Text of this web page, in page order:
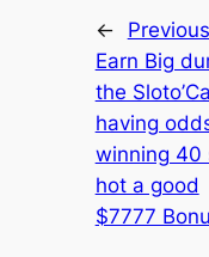
←
Earn Big
the
having
winning 40
hot a good
$7777